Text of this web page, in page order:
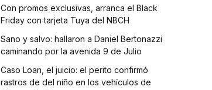
Con promos exclusivas, arranca el Black
Friday con tarjeta Tuya del NBCH
Sano y salvo: hallaron a Daniel Bertonazzi
caminando por la avenida 9 de Julio
Caso Loan, el juicio: el perito confirmó
rastros de del niño en los vehículos de